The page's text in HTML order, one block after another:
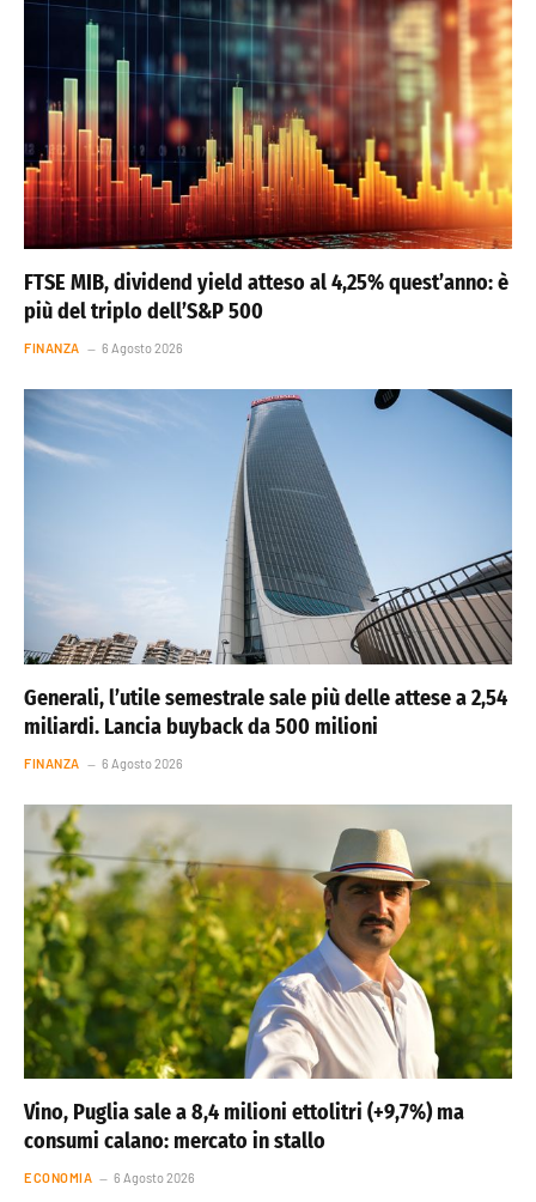
FTSE MIB, dividend yield atteso al 4,25% quest’anno: è
più del triplo dell’S&P 500
FINANZA 6 Agosto 2026
Generali, l’utile semestrale sale più delle attese a 2,54
miliardi. Lancia buyback da 500 milioni
FINANZA 6 Agosto 2026
Vino, Puglia sale a 8,4 milioni ettolitri (+9,7%) ma
consumi calano: mercato in stallo
ECONOMIA 6 Agosto 2026